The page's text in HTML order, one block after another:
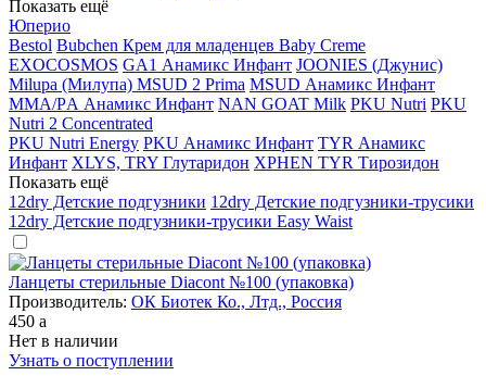
Показать ещё
Юперио
Bestol Bubchen Крем для младенцев Baby Creme
EXOCOSMOS GA1 Анамикс Инфант JOONIES (Джунис)
Milupa (Милупа) MSUD 2 Prima MSUD Анамикс Инфант
MМА/PА Анамикс Инфант NAN GOAT Milk PKU Nutri PKU
Nutri 2 Concentrated
PKU Nutri Energy PKU Анамикс Инфант TYR Анамикс
Инфант XLYS, TRY Глутаридон XPHEN TYR Тирозидон
Показать ещё
12dry Детские подгузники 12dry Детские подгузники-трусики
12dry Детские подгузники-трусики Easy Waist
Ланцеты стерильные Diacont №100 (упаковка)
Производитель: ОК Биотек Ко., Лтд., Россия
450 a
Нет в наличии
Узнать о поступлении